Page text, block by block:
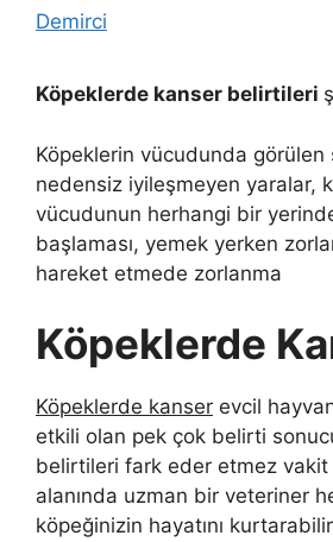
Demirci
Köpeklerde kanser belirtileri
Köpeklerin vücudunda görülen
nedensiz iyileşmeyen yaralar,
vücudunun herhangi bir
başlaması, yemek yerken
hareket etmede zorlanma
Köpeklerde
Köpeklerde kanser evcil
etkili olan pek çok belirti
belirtileri fark eder etmez
alanında uzman bir veteriner
köpeğinizin hayatını